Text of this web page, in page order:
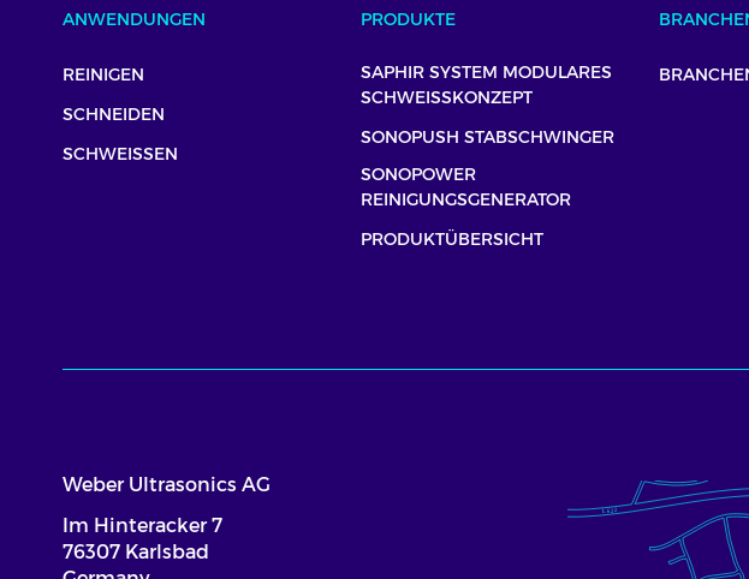
ANWENDUNGEN
REINIGEN
SCHNEIDEN
SCHWEISSEN
PRODUKTE
SAPHIR SYSTEM MODULARES
SCHWEISSKONZEPT
SONOPUSH STABSCHWINGER
SONOPOWER
REINIGUNGSGENERATOR
PRODUKTÜBERSICHT
Weber Ultrasonics AG
Im Hinteracker 7
76307 Karlsbad